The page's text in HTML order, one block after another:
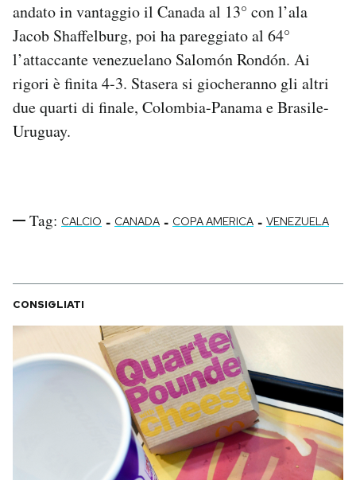
Notifiche mobile
Regala il Post
Hai bisogno di aiuto?
Esci
andato in vantaggio il Canada al 13° con l’ala
Jacob Shaffelburg, poi ha pareggiato al 64°
l’attaccante venezuelano Salomón Rondón. Ai
rigori è finita 4-3. Stasera si giocheranno gli altri
due quarti di finale, Colombia-Panama e Brasile-
Uruguay.
Tag: CALCIO - CANADA - COPA AMERICA - VENEZUELA
CONSIGLIATI